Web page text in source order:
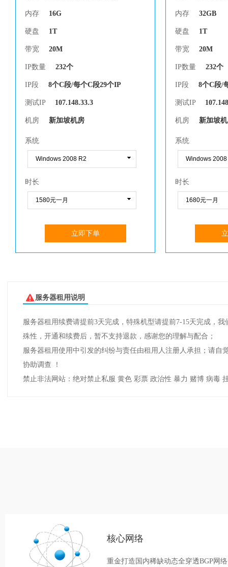
内存 16G
硬盘 1T
带宽 20M
IP数量 232个
IP段 8个C段/每个C段29个IP
测试IP 107.148.33.3
机房 新加坡机房
系统
时长
立即下单
内存 32GB
硬盘 1T
带宽 20M
IP数量 232个
IP段 8个C段/
测试IP
机房 新加坡
系统
时长
服务器租用说明
服务器租用续费请提前3天完成，特殊机型请提前7-15天完成，
殊性，开通和续费后，暂不支持退款，感谢您的理解与配合；
服务器租用使用中引发的纠纷与责任由租用人注册人承担；请自
协助调查 ！
禁止非法网站：绝对禁止私服 黄色 彩票 政治性 暴力 赌博 病毒
核心网络
重金打造国内稀缺动态全穿透BGP网